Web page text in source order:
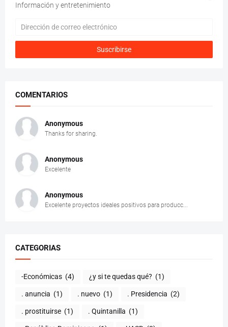
Información y entretenimiento
COMENTARIOS
Anonymous
Thanks for sharing.
Anonymous
Excelente
Anonymous
Excelente proyectos ideales positivos para producc...
CATEGORIAS
-Económicas (4) ¿y si te quedas qué? (1)
. anuncia (1) . nuevo (1) . Presidencia (2)
. prostituirse (1) . Quintanilla (1)